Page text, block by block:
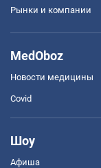
Рынки и компании
MedOboz
Новости медицины
Covid
Шоу
Афиша